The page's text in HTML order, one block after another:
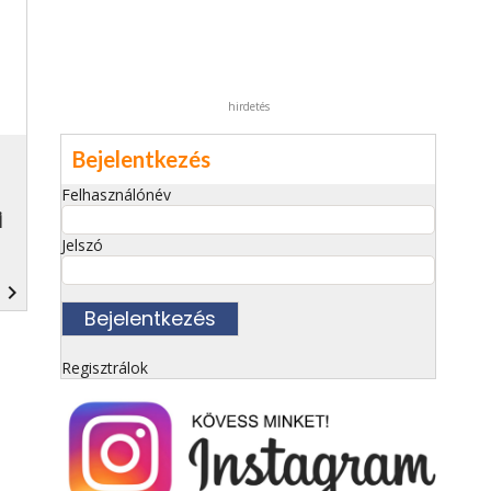
navigate_next
hirdetés
Bejelentkezés
Felhasználónév
Jelszó
Regisztrálok